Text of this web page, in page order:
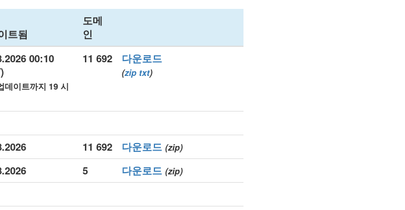
트됨
도메
인
00:10
데이트까지 19 시
11 692 다운로드
(zip txt)
11 692 다운로드 (zip)
5 다운로드 (zip)